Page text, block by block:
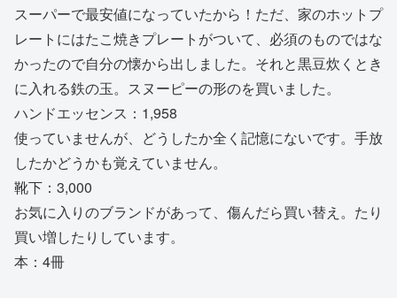
スーパーで最安値になっていたから！ただ、家のホットプ
レートにはたこ焼きプレートがついて、必須のものではな
かったので自分の懐から出しました。それと黒豆炊くとき
に入れる鉄の玉。スヌーピーの形のを買いました。
ハンドエッセンス：1,958
使っていませんが、どうしたか全く記憶にないです。手放
したかどうかも覚えていません。
靴下：3,000
お気に入りのブランドがあって、傷んだら買い替え。たり
買い増したりしています。
本：4冊